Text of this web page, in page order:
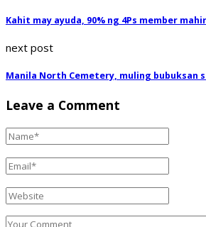
Kahit may ayuda, 90% ng 4Ps member
next post
Manila North Cemetery, muling bubuksan
Leave a Comment